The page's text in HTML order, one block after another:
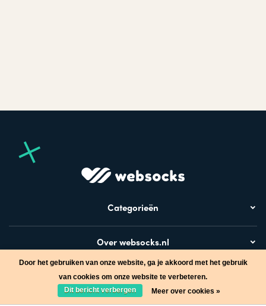
Categorieën
Over websocks.nl
Bezoek ook
Door het gebruiken van onze website, ga je akkoord met het gebruik
van cookies om onze website te verbeteren.
Dit bericht verbergen
Meer over cookies »